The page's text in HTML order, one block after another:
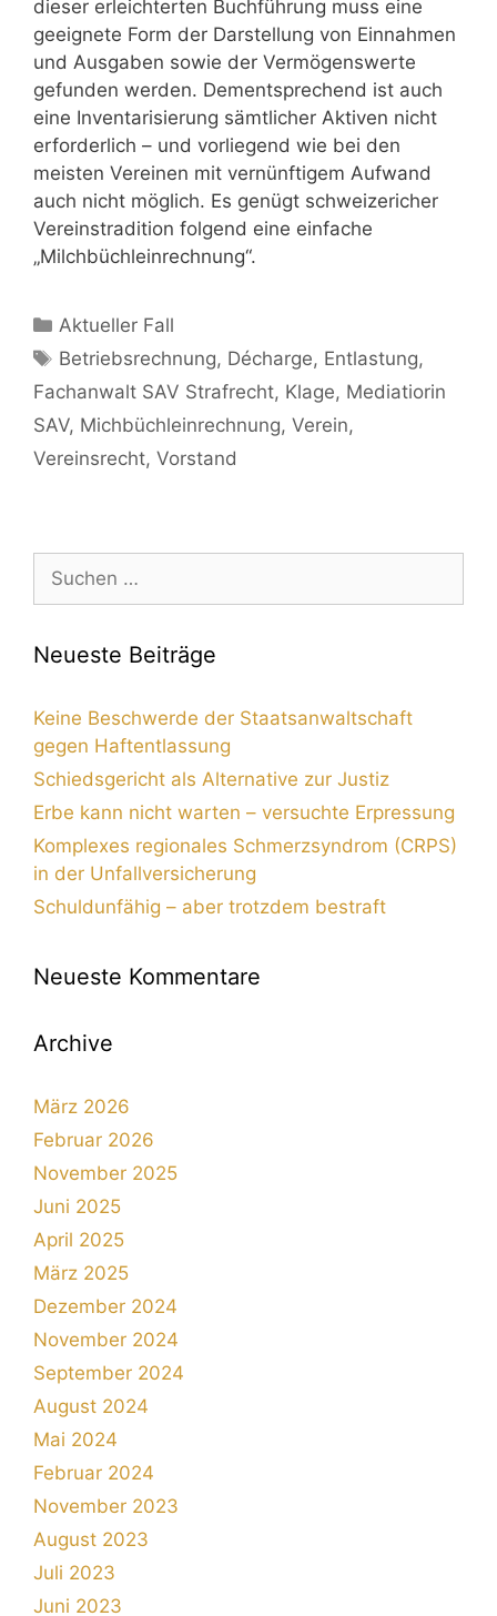
dieser erleichterten Buchführung muss eine
geeignete Form der Darstellung von Einnahmen
und Ausgaben sowie der Vermögenswerte
gefunden werden. Dementsprechend ist auch
eine Inventarisierung sämtlicher Aktiven nicht
erforderlich – und vorliegend wie bei den
meisten Vereinen mit vernünftigem Aufwand
auch nicht möglich. Es genügt schweizericher
Vereinstradition folgend eine einfache
„Milchbüchleinrechnung“.
Aktueller Fall
Betriebsrechnung, Décharge, Entlastung,
Fachanwalt SAV Strafrecht, Klage, Mediatiorin
SAV, Michbüchleinrechnung, Verein,
Vereinsrecht, Vorstand
Neueste Beiträge
Keine Beschwerde der Staatsanwaltschaft
gegen Haftentlassung
Schiedsgericht als Alternative zur Justiz
Erbe kann nicht warten – versuchte Erpressung
Komplexes regionales Schmerzsyndrom (CRPS)
in der Unfallversicherung
Schuldunfähig – aber trotzdem bestraft
Neueste Kommentare
Archive
März 2026
Februar 2026
November 2025
Juni 2025
April 2025
März 2025
Dezember 2024
November 2024
September 2024
August 2024
Mai 2024
Februar 2024
November 2023
August 2023
Juli 2023
Juni 2023